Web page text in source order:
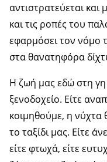
αντιστρατεύεται
και τις ροπές του
εφαρμόσει τον νόμο
στα θανατηφόρα
Η ζωή μας εδώ στη γη
ξενοδοχείο. Είτε
κοιμηθούμε, η νύχτα
το ταξίδι μας. Είτε
είτε φτωχά, είτε